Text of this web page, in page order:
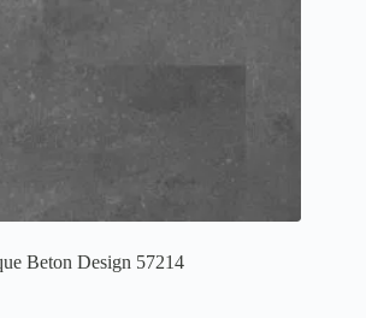
Beton Design 57214